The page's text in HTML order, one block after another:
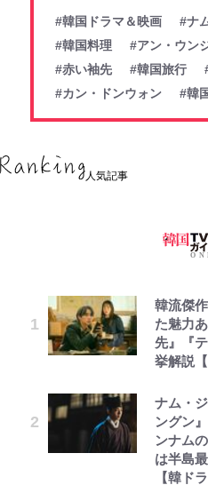
#韓国ドラマ＆映画
#ナ
#韓国料理
#アン・ウン
#赤い袖先
#韓国旅行
#カン・ドンウォン
#韓
人気記事
韓流傑
た魅力
先』『
挙解説
ナム・
ングン
ンナム
は半島
【韓ド